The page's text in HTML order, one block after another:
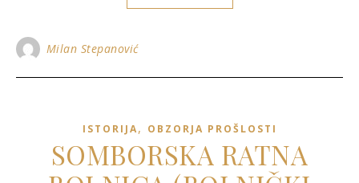
Milan Stepanović
ISTORIJA, OBZORJA PROŠLOSTI
SOMBORSKA RATNA